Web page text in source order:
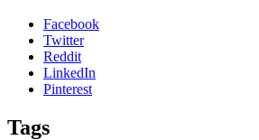
Facebook
Twitter
Reddit
LinkedIn
Pinterest
Tags